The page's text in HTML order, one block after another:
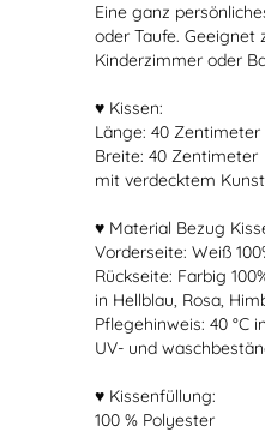
Eine ganz
oder Taufe. Geeignet
Kinderzimmer oder
♥ Kissen:
Länge: 40 Zentimeter
Breite: 40 Zentimeter
mit verdecktem
♥ Material Bezug
Vorderseite: Weiß
Rückseite: Farbig
in Hellblau, Rosa,
Pflegehinweis: 40 °C
UV- und
♥ Kissenfüllung:
100 % Polyester